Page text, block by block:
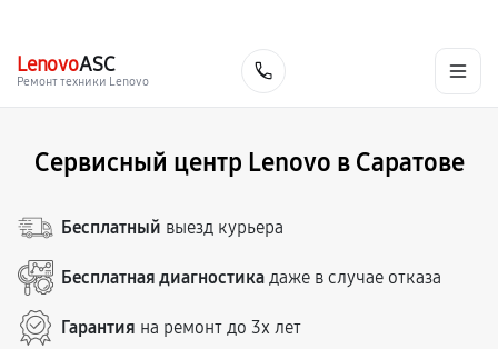
LenovoASC
Ремонт техники Lenovo
Сервисный центр Lenovo в Саратове
Бесплатный выезд курьера
Бесплатная диагностика даже в случае отказа
Гарантия на ремонт до 3х лет